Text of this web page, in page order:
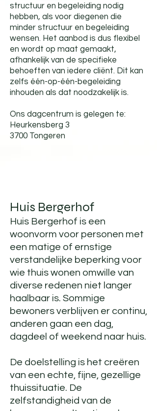
structuur en begeleiding nodig
hebben, als voor diegenen die
minder structuur en begeleiding
wensen. Het aanbod is dus flexibel
en wordt op maat gemaakt,
afhankelijk van de specifieke
behoeften van iedere cliënt. Dit kan
zelfs één-op-één-begeleiding
inhouden als dat noodzakelijk is.
Ons dagcentrum is gelegen te:
Heurkensberg 3
3700 Tongeren
Huis Bergerhof
Huis Bergerhof is een
woonvorm voor personen met
een matige of ernstige
verstandelijke beperking voor
wie thuis wonen omwille van
diverse redenen niet langer
haalbaar is. Sommige
bewoners verblijven er continu,
anderen gaan een dag,
dagdeel of weekend naar huis.
De doelstelling is het creëren
van een echte, fijne, gezellige
thuissituatie. De
zelfstandigheid van de